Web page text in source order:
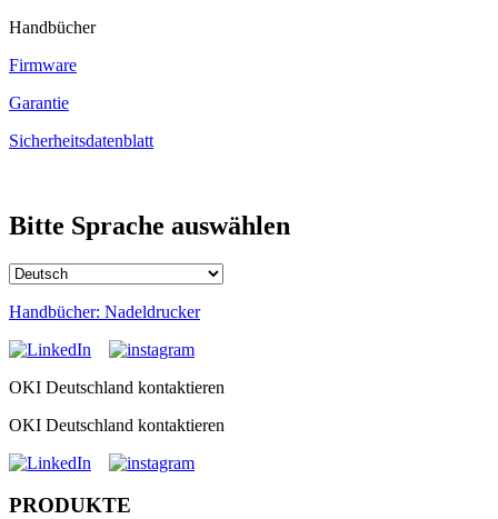
Handbücher
Firmware
Garantie
Sicherheitsdatenblatt
Bitte Sprache auswählen
Handbücher: Nadeldrucker
OKI Deutschland kontaktieren
OKI Deutschland kontaktieren
PRODUKTE